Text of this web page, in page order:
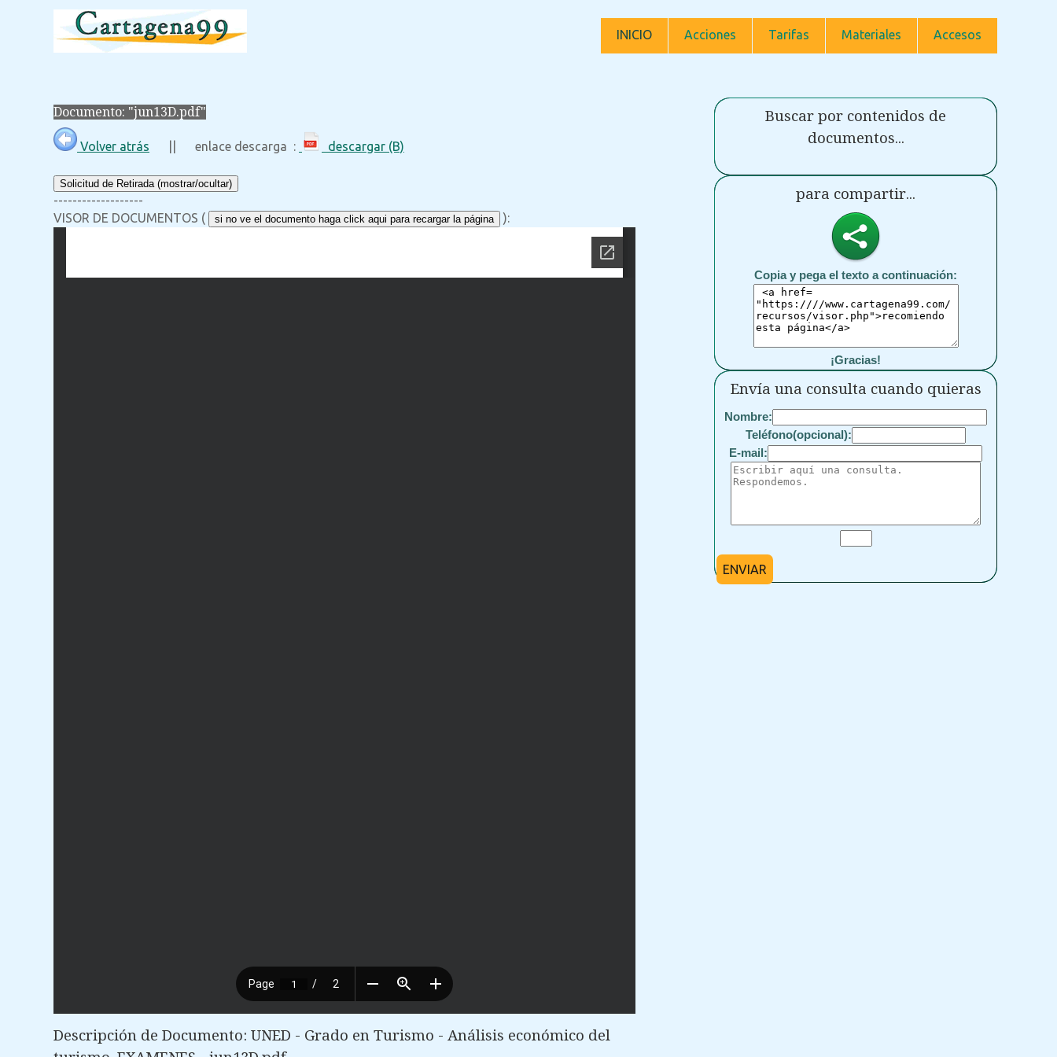
INICIO Acciones Tarifas Materiales Accesos
Documento: "jun13D.pdf"
Volver atrás || enlace descarga : descargar (B)
Solicitud de Retirada (mostrar/ocultar)
-------------------
VISOR DE DOCUMENTOS (
si no ve el documento haga click aqui para recargar la página ):
Descripción de Documento: UNED - Grado en Turismo - Análisis económico del
Buscar por contenidos de
documentos...
para compartir...
Copia y pega el texto a continuación:
¡Gracias!
Envía una consulta cuando quieras
Nombre:
Teléfono(opcional):
E-mail:
ENVIAR